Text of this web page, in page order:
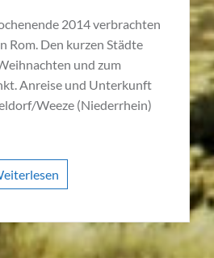
2014 verbrachten
Rom. Den kurzen Städte
und zum
Anreise und Unterkunft
Weeze (Niederrhein)